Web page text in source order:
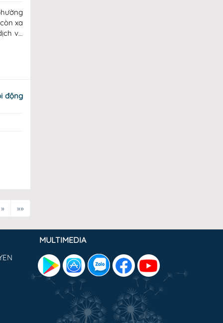
xa
vụ
động
» »»
MULTIMEDIA